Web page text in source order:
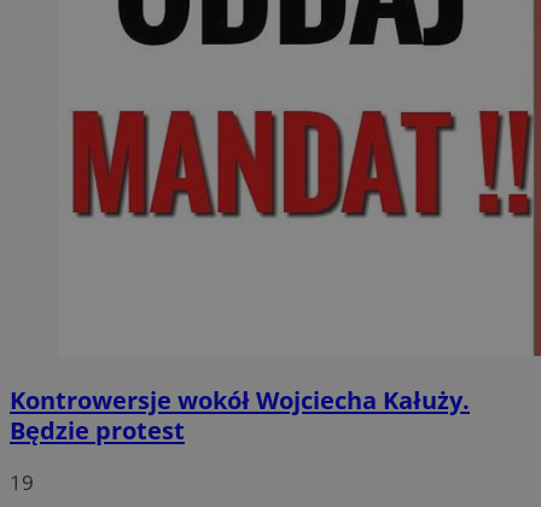
Kontrowersje wokół Wojciecha Kałuży.
Będzie protest
19